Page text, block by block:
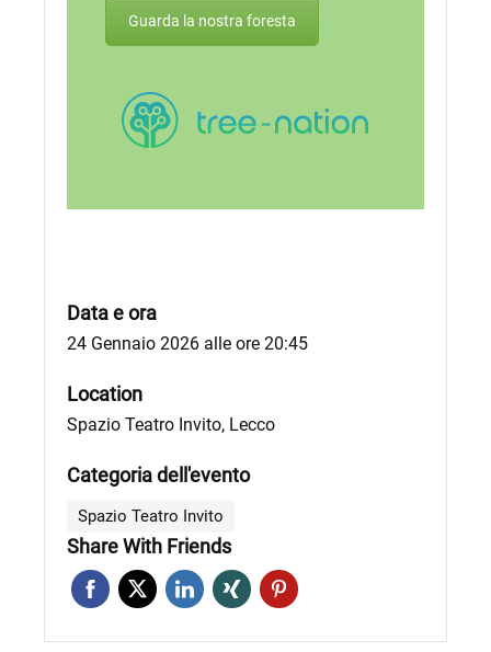
Guarda la nostra foresta
Data e ora
24 Gennaio 2026 alle ore 20:45
Location
Spazio Teatro Invito, Lecco
Categoria dell'evento
Spazio Teatro Invito
Share With Friends